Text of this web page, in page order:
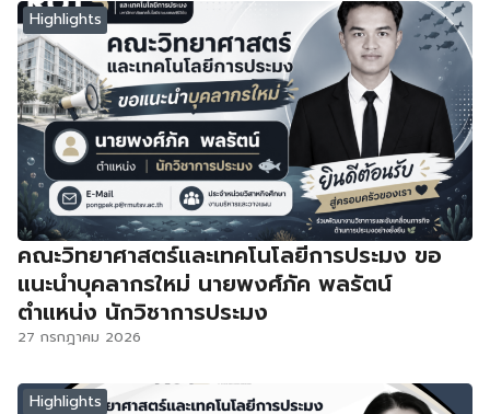
Highlights
คณะวิทยาศาสตร์และเทคโนโลยีการประมง ขอ
แนะนำบุคลากรใหม่ นายพงศ์ภัค พลรัตน์
ตำแหน่ง นักวิชาการประมง
27 กรกฎาคม 2026
Highlights